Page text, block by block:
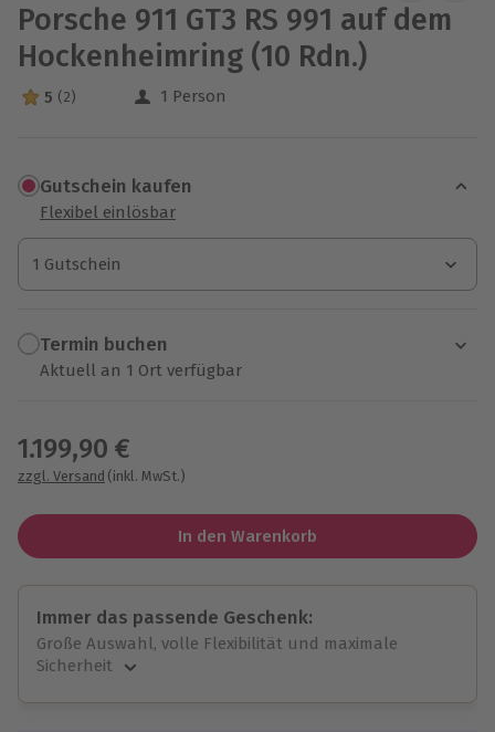
Porsche 911 GT3 RS 991 auf dem
Hockenheimring (10 Rdn.)
5 Sterne von 5 aus 2 Bewertungen
5 (2) 1 Person
Gutschein kaufen
Flexibel einlösbar
1 Gutschein
1 Gutschein
1 Gutschein
Termin buchen
Aktuell an 1 Ort verfügbar
1.199,90 €
zzgl. Versand (inkl. MwSt.)
In den Warenkorb
Immer das passende Geschenk:
Große Auswahl, volle Flexibilität und maximale
Sicherheit